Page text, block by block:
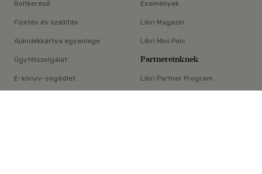
×
Boltkereső
Fizetés és szállítás
Ajándékkártya egyenlege
Ügyfélszolgálat
E-könyv-segédlet
Események
Libri Magazin
Libri Mini Polc
Partnereinknek
Libri Partner Program